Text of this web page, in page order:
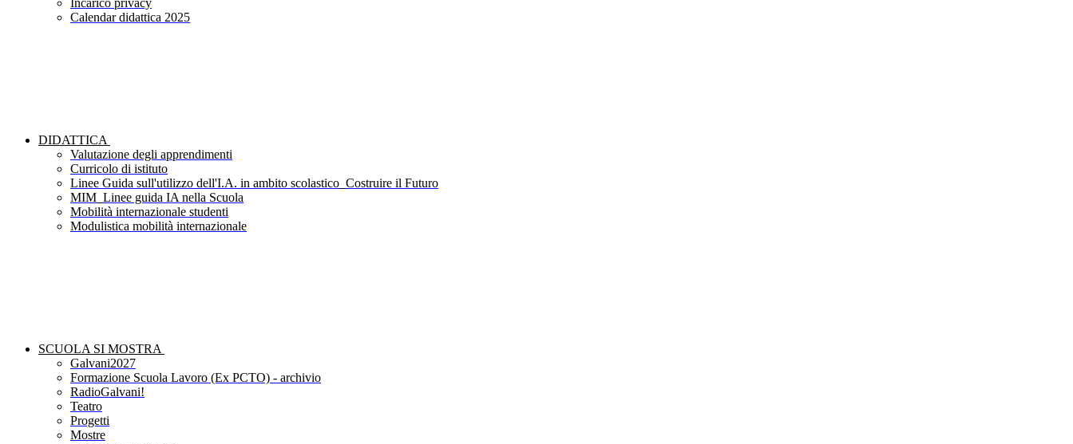
Incarico privacy
Calendar didattica 2025
DIDATTICA
Valutazione degli apprendimenti
Curricolo di istituto
Linee Guida sull'utilizzo dell'I.A. in ambito scolastico_Costruire il Futuro
MIM_Linee guida IA nella Scuola
Mobilità internazionale studenti
Modulistica mobilità internazionale
SCUOLA SI MOSTRA
Galvani2027
Formazione Scuola Lavoro (Ex PCTO) - archivio
RadioGalvani!
Teatro
Progetti
Mostre